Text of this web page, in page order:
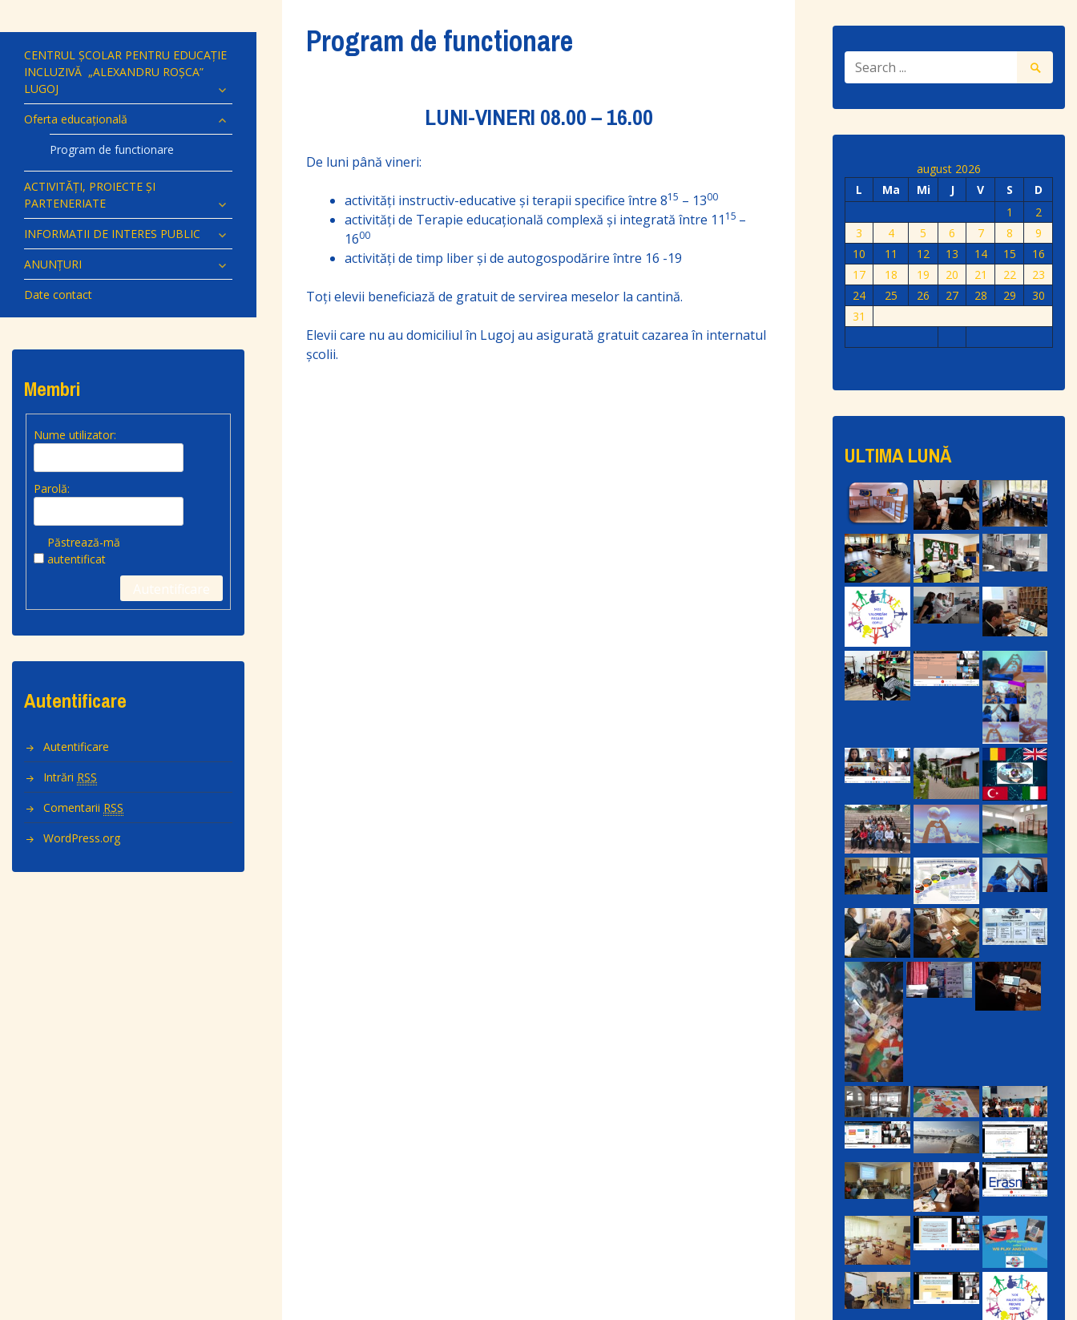
CENTRUL ȘCOLAR PENTRU EDUCAȚIE
INCLUZIVĂ „ALEXANDRU ROȘCA”
LUGOJ
Oferta educațională
Program de functionare
ACTIVITĂȚI, PROIECTE ȘI
PARTENERIATE
INFORMATII DE INTERES PUBLIC
ANUNȚURI
Date contact
Membri
Nume utilizator:
Parolă:
Păstrează-mă
autentificat
Autentificare
Autentificare
Autentificare
Intrări RSS
Comentarii RSS
WordPress.org
Program de functionare
LUNI-VINERI 08.00 – 16.00
De luni până vineri:
activități instructiv-educative și terapii specifice între 815 – 1300
activități de Terapie educațională complexă și integrată între 11 15 –
1600
activități de timp liber și de autogospodărire între 16 -19
Toți elevii beneficiază de gratuit de servirea meselor la cantină.
Elevii care nu au domiciliul în Lugoj au asigurată gratuit cazarea în internatul
școlii.
august 2026
L
Ma Mi J V S
D
1
2
3
4 5 6 7 8
9
10
11 12 13 14 15
16
17
18 19 20 21 22
23
24
25 26 27 28 29
30
31
ULTIMA LUNĂ